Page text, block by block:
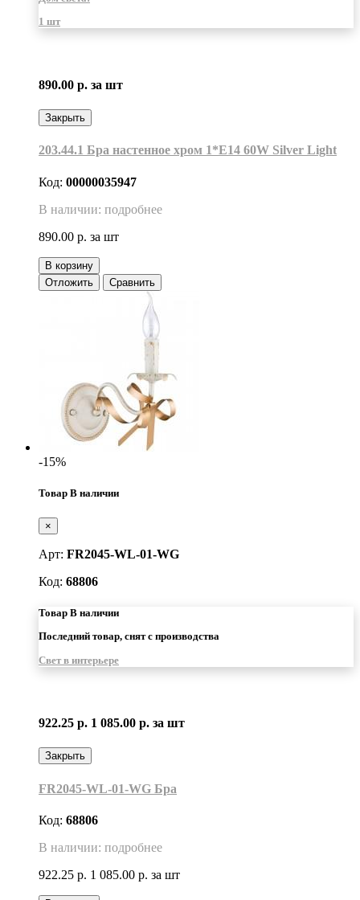
1 шт
890.00 р. за шт
Закрыть
203.44.1 Бра настенное хром 1*Е14 60W Silver Light
Код: 00000035947
В наличии: подробнее
890.00 р. за шт
В корзину
Отложить
Сравнить
-15%
Товар В наличии
×
Арт: FR2045-WL-01-WG
Код: 68806
Товар В наличии
Последний товар, снят с производства
Свет в интерьере
922.25 р. 1 085.00 р. за шт
Закрыть
FR2045-WL-01-WG Бра
Код: 68806
В наличии: подробнее
922.25 р. 1 085.00 р. за шт